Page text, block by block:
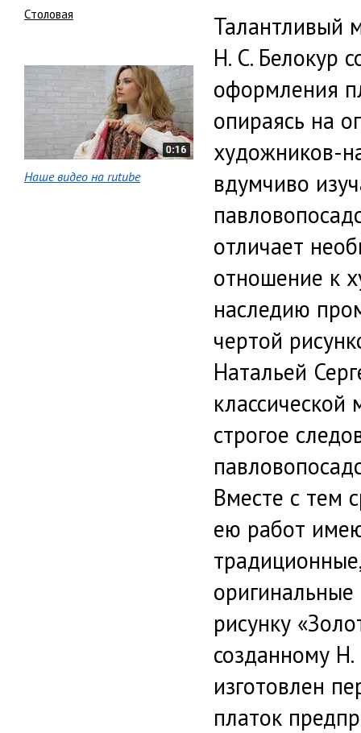
Столовая
Наше видео на rutube
Талантливый
Н. С. Белокур
оформления
опираясь на
художников-
вдумчиво
отличает
отношение к
наследию
чертой
Натальей
классической
строгое
Вместе с тем
ею работ
рисунку
созданному
изготовлен
платок